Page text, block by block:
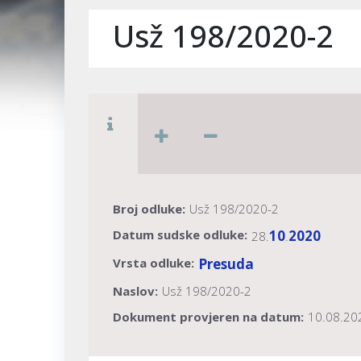
Usž 198/2020-2
Broj odluke: Usž 198/2020-2
Datum sudske odluke: 28.10.2020
Vrsta odluke: Presuda
Naslov: Usž 198/2020-2
Dokument provjeren na datum: